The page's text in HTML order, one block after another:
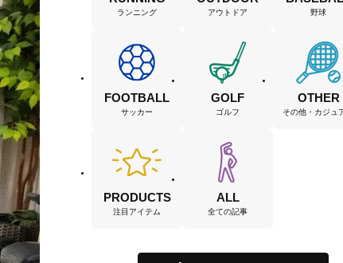
ランニング アウトドア 野球
FOOTBALL
サッカー
GOLF
ゴルフ
OTHER
その他・カジュ
PRODUCTS
注目アイテム
ALL
全ての記事